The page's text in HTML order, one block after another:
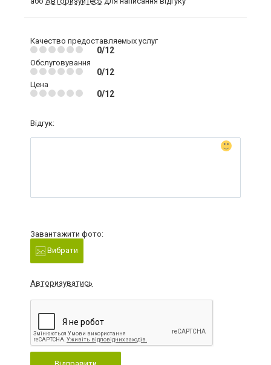
Качество предоставляемых услуг
0/12
Обслуговування
0/12
Цена
0/12
Відгук:
Завантажити фото:
Вибрати
Авторизуватись